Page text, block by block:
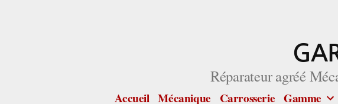
Réparateur agréé
Accueil Mécanique Carrosserie Gamme